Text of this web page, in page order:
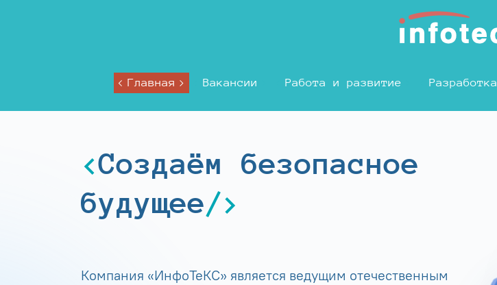
Главная Вакансии Работа и развитие Разработка
Создаём безопасное
будущее
Компания «ИнфоТеКС» является ведущим отечественным